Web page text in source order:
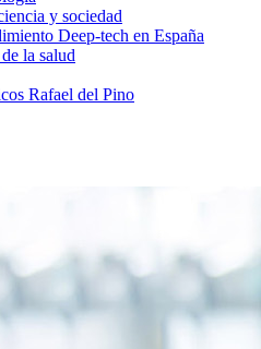
y sociedad
Deep-tech en España
la salud
Rafael del Pino